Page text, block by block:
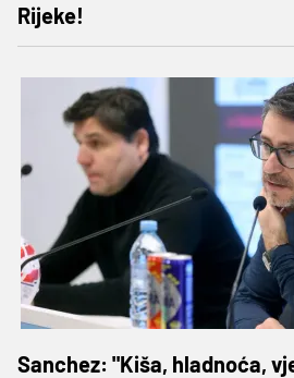
Rijeke!
Sanchez: "Kiša, hladnoća,